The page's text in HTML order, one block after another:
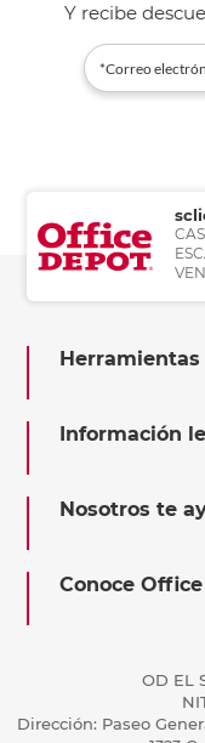
Y recibe
Información
Nosotros te
Conoce
OD EL
Dirección: Paseo